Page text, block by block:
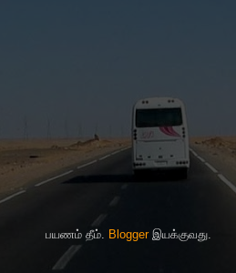
பயணம் தீம். Bloggerஇயக்குவது.